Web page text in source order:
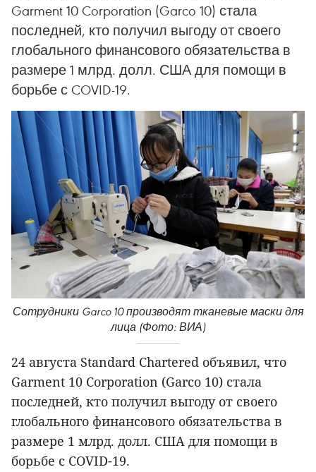
Garment 10 Corporation (Garco 10) стала
последней, кто получил выгоду от своего
глобального финансового обязательства в
размере 1 млрд. долл. США для помощи в
борьбе с COVID-19.
Сотрудники Garco 10 производят тканевые маски для
лица (Фото: ВИА)
24 августа Standard Chartered объявил, что
Garment 10 Corporation (Garco 10) стала
последней, кто получил выгоду от своего
глобального финансового обязательства в
размере 1 млрд. долл. США для помощи в
борьбе с COVID-19.